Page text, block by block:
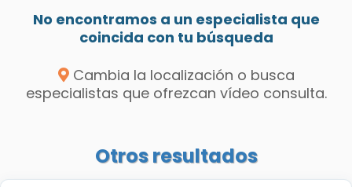
No encontramos a un especialista que
coincida con tu búsqueda
Cambia la localización o busca
especialistas que ofrezcan vídeo consulta.
Otros resultados